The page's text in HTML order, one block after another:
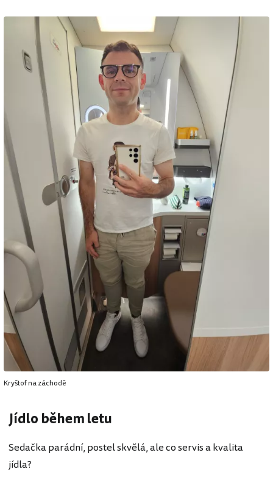
Kryštof na záchodě
Jídlo během letu
Sedačka parádní, postel skvělá, ale co servis a kvalita
jídla?